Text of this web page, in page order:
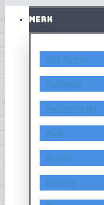
MERK
Alfa Romeo
Asahimas
Aston Martin
Audi
Austin
Bentley